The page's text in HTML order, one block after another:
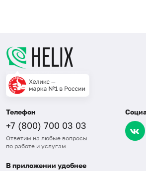
Телефон
+7 (800) 700 03 03
Ответим на любые вопросы
по работе и услугам
В приложении удобнее